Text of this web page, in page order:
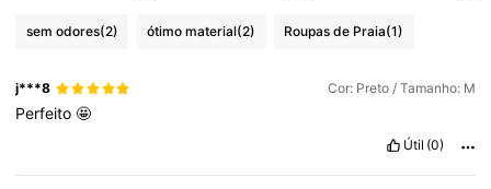
sem odores(2) ótimo material(2) Roupas de Praia(1)
j***8 Cor: Preto / Tamanho: M
Perfeito🤩
Útil (0)